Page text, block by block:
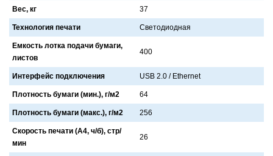
Вес, кг 37
Технология печати Светодиоднaя
Емкость лотка подачи бумаги,
листов
400
Интерфейс подключения USB 2.0 / Ethernet
Плотность бумаги (мин.), г/м2 64
Плотность бумаги (макс.), г/м2 256
Скорость печати (А4, ч/б), стр/
мин
26